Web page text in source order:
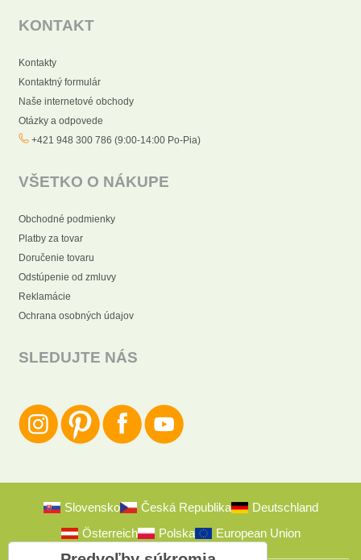
KONTAKT
Kontakty
Kontaktný formulár
Naše internetové obchody
Otázky a odpovede
+421 948 300 786 (9:00-14:00 Po-Pia)
VŠETKO O NÁKUPE
Obchodné podmienky
Platby za tovar
Doručenie tovaru
Odstúpenie od zmluvy
Reklamácie
Ochrana osobných údajov
SLEDUJTE NÁS
Slovensko Česká Republika
Deutschland
Österreich
Polska European Union